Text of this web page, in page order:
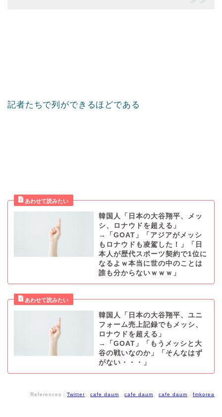
記者たちで列ができるほどである
韓国人「日本の大谷翔平、メッ
シ、ロナウドを超える」
→「GOAT」「アジアがメッシ
もロナウドも凌駕した！」「日
本人が歴代スポーツ契約で1位に
なるよｗ本当に世の中のことは
誰も分からないｗｗｗ」
韓国人「日本の大谷翔平、ユニ
フォーム売上記録でもメッシ、
ロナウドを超える」
→「GOAT」「もうメッシと大
谷の戦いなのか」「そんなはず
がない・・・」
References： Twitter cafe daum cafe daum cafe daum fmkorea